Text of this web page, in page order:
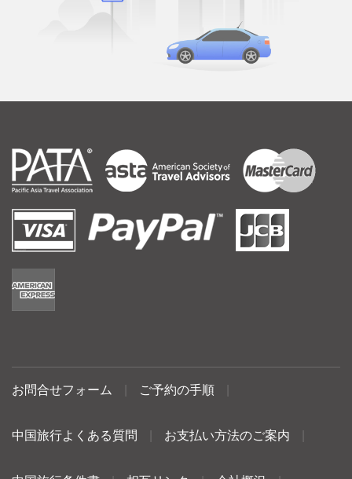
お問合せフォーム ご予約の手順
中国旅行よくある質問 お支払い方法のご案内